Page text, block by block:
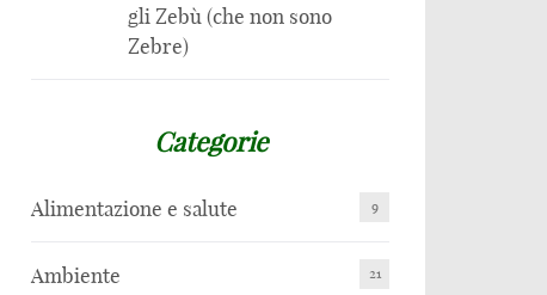
gli Zebù (che non sono
Zebre)
Categorie
Alimentazione e salute 9
Ambiente 21